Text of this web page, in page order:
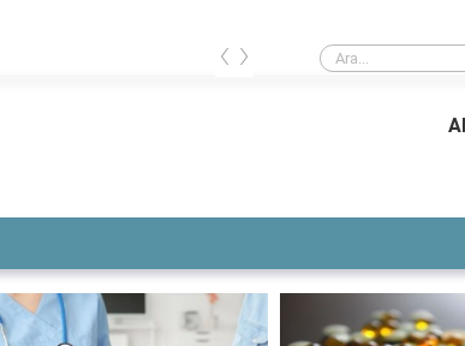
Çillerin en büyüğü
‹ ›